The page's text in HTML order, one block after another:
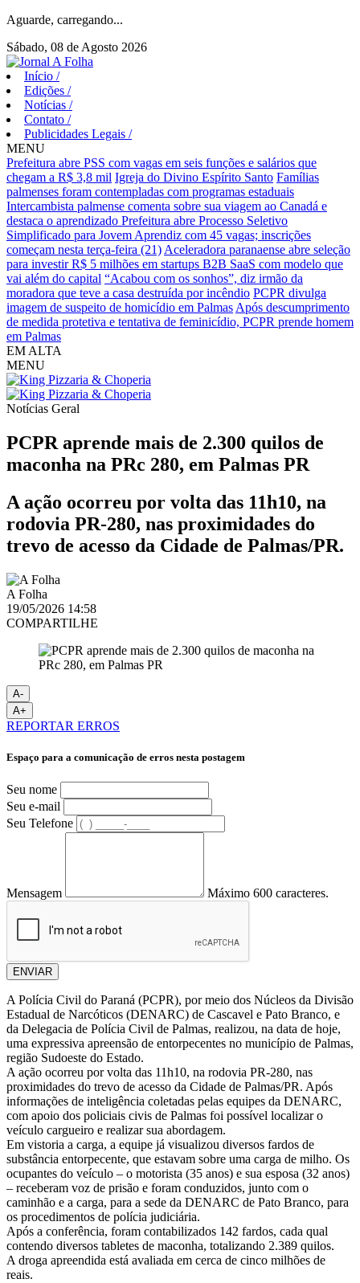
Aguarde, carregando...
Sábado, 08 de Agosto 2026
Início /
Edições /
Notícias /
Contato /
Publicidades Legais /
MENU
Prefeitura abre PSS com vagas em seis funções e salários que
chegam a R$ 3,8 mil Igreja do Divino Espírito Santo Famílias
palmenses foram contempladas com programas estaduais
Intercambista palmense comenta sobre sua viagem ao Canadá e
destaca o aprendizado Prefeitura abre Processo Seletivo
Simplificado para Jovem Aprendiz com 45 vagas; inscrições
começam nesta terça-feira (21) Aceleradora paranaense abre seleção
para investir R$ 5 milhões em startups B2B SaaS com modelo que
vai além do capital “Acabou com os sonhos”, diz irmão da
moradora que teve a casa destruída por incêndio PCPR divulga
imagem de suspeito de homicídio em Palmas Após descumprimento
de medida protetiva e tentativa de feminicídio, PCPR prende homem
em Palmas
EM ALTA
MENU
Notícias Geral
PCPR aprende mais de 2.300 quilos de
maconha na PRc 280, em Palmas PR
A ação ocorreu por volta das 11h10, na
rodovia PR-280, nas proximidades do
trevo de acesso da Cidade de Palmas/PR.
A Folha
19/05/2026 14:58
COMPARTILHE
A-
A+
REPORTAR ERROS
Espaço para a comunicação de erros nesta postagem
Seu nome
Seu e-mail
Seu Telefone
Mensagem Máximo 600 caracteres.
ENVIAR
A Polícia Civil do Paraná (PCPR), por meio dos Núcleos da Divisão
Estadual de Narcóticos (DENARC) de Cascavel e Pato Branco, e
da Delegacia de Polícia Civil de Palmas, realizou, na data de hoje,
uma expressiva apreensão de entorpecentes no município de Palmas,
região Sudoeste do Estado.
A ação ocorreu por volta das 11h10, na rodovia PR-280, nas
proximidades do trevo de acesso da Cidade de Palmas/PR. Após
informações de inteligência coletadas pelas equipes da DENARC,
com apoio dos policiais civis de Palmas foi possível localizar o
veículo cargueiro e realizar sua abordagem.
Em vistoria a carga, a equipe já visualizou diversos fardos de
substância entorpecente, que estavam sobre uma carga de milho. Os
ocupantes do veículo – o motorista (35 anos) e sua esposa (32 anos)
– receberam voz de prisão e foram conduzidos, junto com o
caminhão e a carga, para a sede da DENARC de Pato Branco, para
os procedimentos de polícia judiciária.
Após a conferência, foram contabilizados 142 fardos, cada qual
contendo diversos tabletes de maconha, totalizando 2.389 quilos.
A droga apreendida está avaliada em cerca de cinco milhões de
reais.